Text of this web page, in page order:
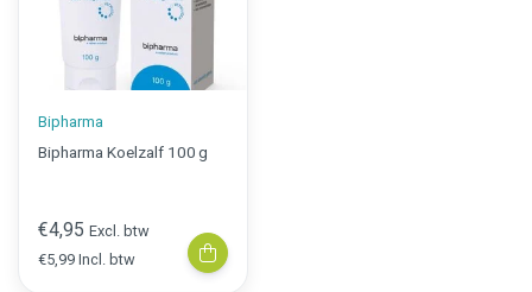
Bipharma
Bipharma Koelzalf 100 g
€4,95 Excl. btw
€5,99 Incl. btw